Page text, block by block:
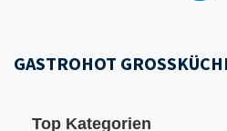
GASTROHOT
Top Kategorien